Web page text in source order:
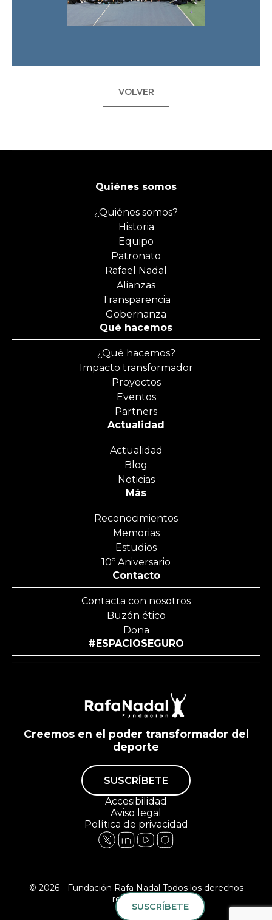
VOLVER
Quiénes somos
¿Quiénes somos?
Historia
Equipo
Patronato
Rafael Nadal
Alianzas
Transparencia
Gobernanza
Qué hacemos
¿Qué hacemos?
Impacto transformador
Proyectos
Eventos
Partners
Actualidad
Actualidad
Blog
Noticias
Más
Reconocimientos
Memorias
Estudios
10º Aniversario
Contacto
Contacta con nosotros
Buzón ético
Dona
#ESPACIOSEGURO
Creemos en el poder transformador del
deporte
SUSCRÍBETE
Accesibilidad
Aviso legal
Política de privacidad
© 2026 - Fundación Rafa Nadal Todos los derechos
reservados.
SUSCRÍBETE